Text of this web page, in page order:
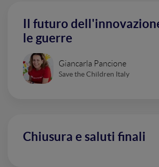
Il futuro
le guerre
Giancarla Pancione
Save the Children Italy
Chiusura e saluti finali